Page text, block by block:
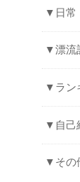
▼日常
▼漂流
▼ラン
▼自己
▼その